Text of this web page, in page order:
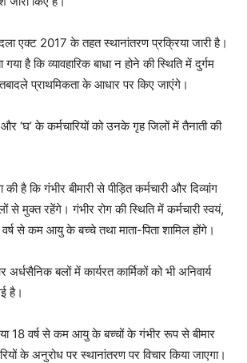
एक्ट 2017 के तहत स्थानांतरण प्रक्रिया जारी है।
है कि व्यावहारिक बाधा न होने की स्थिति में दुर्गम
प्राथमिकता के आधार पर किए जाएंगे।
‘घ’ के कर्मचारियों को उनके गृह जिलों में तैनाती की
है कि गंभीर बीमारी से पीड़ित कर्मचारी और दिव्यांग
से मुक्त रहेंगे। गंभीर रोग की स्थिति में कर्मचारी स्वयं,
से कम आयु के बच्चे तथा माता-पिता शामिल होंगे।
बलों में कार्यरत कार्मिकों को भी अनिवार्य
है।
18 वर्ष से कम आयु के बच्चों के गंभीर रूप से बीमार
के अनुरोध पर स्थानांतरण पर विचार किया जाएगा।